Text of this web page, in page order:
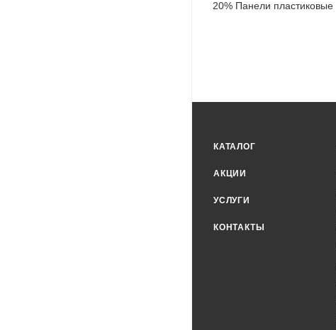
20% Панели пластиковые
КАТАЛОГ
АКЦИИ
УСЛУГИ
КОНТАКТЫ